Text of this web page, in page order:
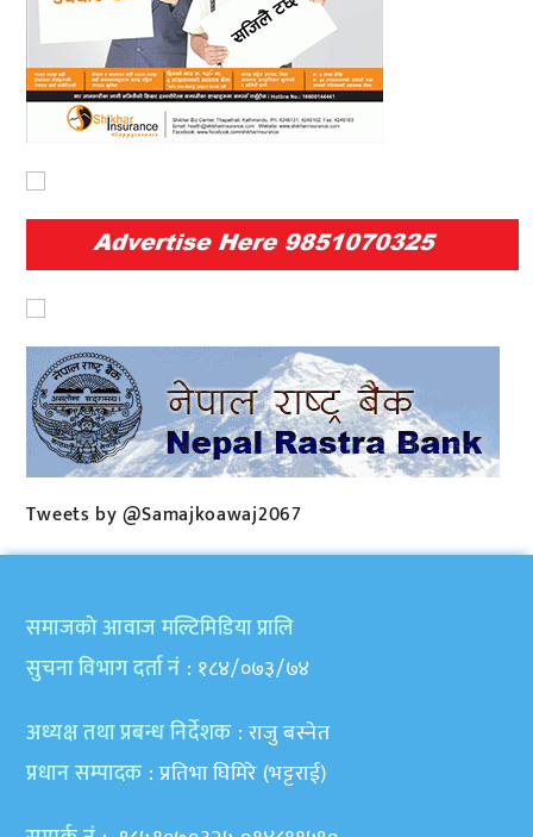
Tweets by @Samajkoawaj2067
समाजकाे आवाज मल्टिमिडिया प्रालि
सुचना विभाग दर्ता नं : १८४/०७३/७४
अध्यक्ष तथा प्रबन्ध निर्देशक : राजु बस्नेत
प्रधान सम्पादक : प्रतिभा घिमिरे (भट्टराई)